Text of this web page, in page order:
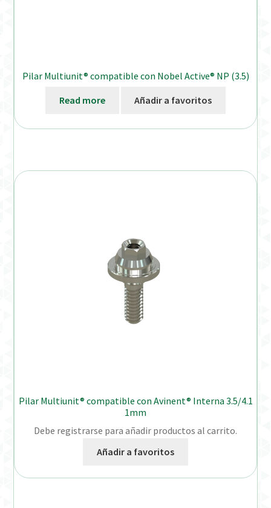
Pilar Multiunit® compatible con Nobel Active® NP (3.5)
Read more Añadir a favoritos
Pilar Multiunit® compatible con Avinent® Interna 3.5/4.1
1mm
Debe registrarse para añadir productos al carrito.
Añadir a favoritos